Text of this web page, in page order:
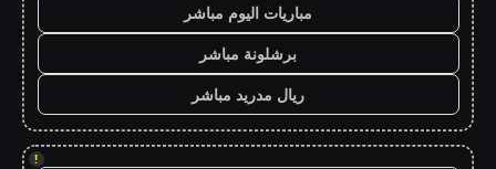
مباريات اليوم مباشر
برشلونة مباشر
ريال مدريد مباشر
!